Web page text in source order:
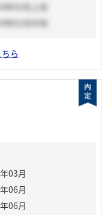
年02月上旬
年02月中旬
ら
03月
06月
06月